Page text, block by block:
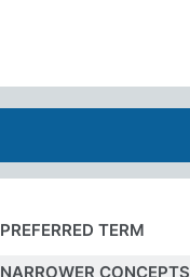
PREFERRED TERM
NARROWER CONCEPTS